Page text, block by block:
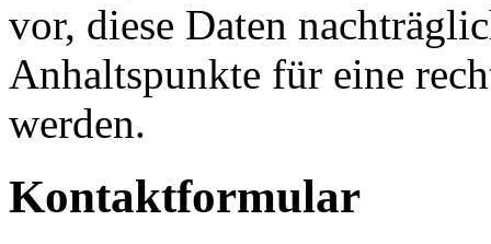
vor, diese Daten
Anhaltspunkte für eine
werden.
Kontaktformular